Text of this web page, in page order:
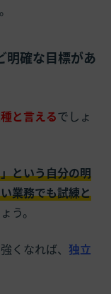
明確な目標があ
と言えるでしょ
という自分の明
業務でも試練と
う。
くなれば、 独立